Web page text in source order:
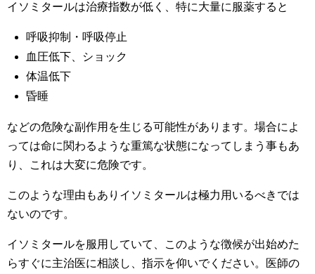
イソミタールは治療指数が低く、特に大量に服薬すると
呼吸抑制・呼吸停止
血圧低下、ショック
体温低下
昏睡
などの危険な副作用を生じる可能性があります。場合によ
っては命に関わるような重篤な状態になってしまう事もあ
り、これは大変に危険です。
このような理由もありイソミタールは極力用いるべきでは
ないのです。
イソミタールを服用していて、このような徴候が出始めた
らすぐに主治医に相談し、指示を仰いでください。医師の